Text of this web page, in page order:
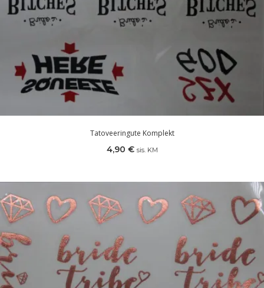
Tatoveeringute Komplekt
4,90 € sis. KM